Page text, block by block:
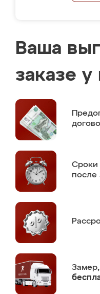
Ваша
заказе у
Сроки
после
Замер,